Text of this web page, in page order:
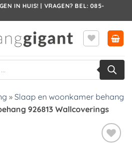
IN HUIS! | VRAGEN? BEL: 085-
» Slaap en woonkamer behang
926813 Wallcoverings